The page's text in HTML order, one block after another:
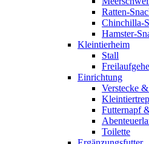
Ratten-
Chinchilla-
Hamster-
Kleintierheim
Stall
Einrichtung
Verstecke
Futternapf
Toilette